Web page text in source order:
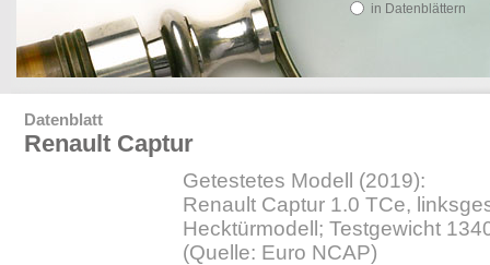
in Datenblättern
Datenblatt
Renault Captur
Getestetes Modell (2019):
Renault Captur 1.0 TCe,
Hecktürmodell; Testgewicht
(Quelle: Euro NCAP)